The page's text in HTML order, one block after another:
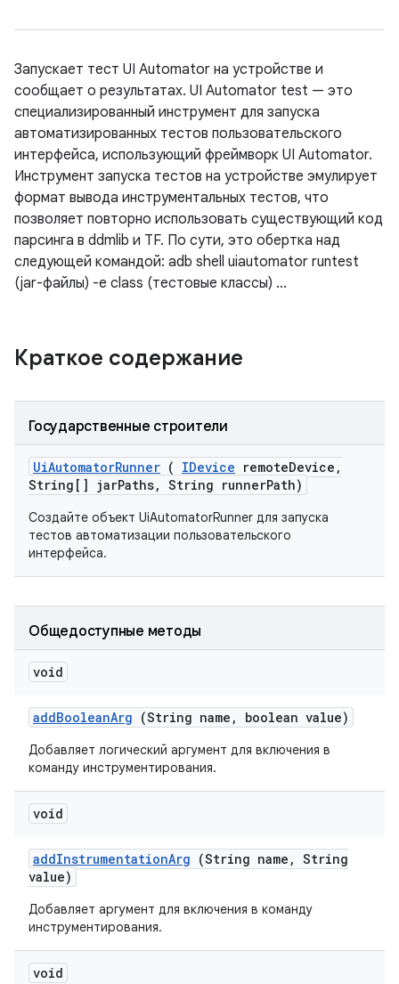
Запускает тест UI Automator на устройстве и
сообщает о результатах. UI Automator test — это
специализированный инструмент для запуска
автоматизированных тестов пользовательского
интерфейса, использующий фреймворк UI Automator.
Инструмент запуска тестов на устройстве эмулирует
формат вывода инструментальных тестов, что
позволяет повторно использовать существующий код
парсинга в ddmlib и TF. По сути, это обертка над
следующей командой: adb shell uiautomator runtest
(jar-файлы) -e class (тестовые классы) ...
Краткое содержание
Государственные строители
UiAutomatorRunner ( IDevice remoteDevice ,
String[] jarPaths, String runnerPath)
Создайте объект UiAutomatorRunner для запуска
тестов автоматизации пользовательского
интерфейса.
Общедоступные методы
void
addBooleanArg (String name , boolean value)
Добавляет логический аргумент для включения в
команду инструментирования.
void
addInstrumentationArg (String name , String
value)
Добавляет аргумент для включения в команду
инструментирования.
void